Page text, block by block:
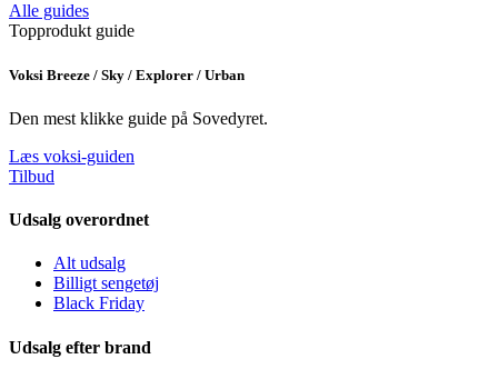
Alle guides
Topprodukt guide
Voksi Breeze / Sky / Explorer / Urban
Den mest klikke guide på Sovedyret.
Læs voksi-guiden
Tilbud
Udsalg overordnet
Alt udsalg
Billigt sengetøj
Black Friday
Udsalg efter brand